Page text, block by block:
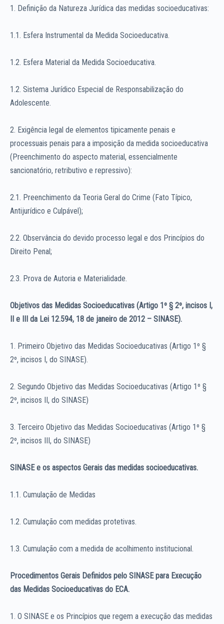
1. Definição da Natureza Jurídica das medidas socioeducativas:
1.1. Esfera Instrumental da Medida Socioeducativa.
1.2. Esfera Material da Medida Socioeducativa.
1.2. Sistema Jurídico Especial de Responsabilização do
Adolescente.
2. Exigência legal de elementos tipicamente penais e
processuais penais para a imposição da medida socioeducativa
(Preenchimento do aspecto material, essencialmente
sancionatório, retributivo e repressivo):
2.1. Preenchimento da Teoria Geral do Crime (Fato Típico,
Antijurídico e Culpável);
2.2. Observância do devido processo legal e dos Princípios do
Direito Penal;
2.3. Prova de Autoria e Materialidade.
Objetivos das Medidas Socioeducativas (Artigo 1º § 2º, incisos I,
II e III da Lei 12.594, 18 de janeiro de 2012 – SINASE).
1. Primeiro Objetivo das Medidas Socioeducativas (Artigo 1º §
2º, incisos I, do SINASE).
2. Segundo Objetivo das Medidas Socioeducativas (Artigo 1º §
2º, incisos II, do SINASE)
3. Terceiro Objetivo das Medidas Socioeducativas (Artigo 1º §
2º, incisos III, do SINASE)
SINASE e os aspectos Gerais das medidas socioeducativas.
1.1. Cumulação de Medidas
1.2. Cumulação com medidas protetivas.
1.3. Cumulação com a medida de acolhimento institucional.
Procedimentos Gerais Definidos pelo SINASE para Execução
das Medidas Socioeducativas do ECA.
1. O SINASE e os Princípios que regem a execução das medidas